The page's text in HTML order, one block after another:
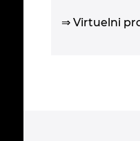
⇒ Virtuelni